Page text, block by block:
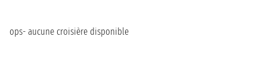
ops- aucune croisière disponible